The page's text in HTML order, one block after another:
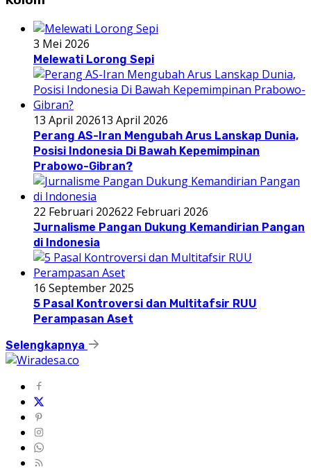
3 Mei 2026
Melewati Lorong Sepi
13 April 202613 April 2026
Perang AS-Iran Mengubah Arus Lanskap Dunia,
Posisi Indonesia Di Bawah Kepemimpinan
Prabowo-Gibran?
22 Februari 202622 Februari 2026
Jurnalisme Pangan Dukung Kemandirian Pangan
di Indonesia
16 September 2025
5 Pasal Kontroversi dan Multitafsir RUU
Perampasan Aset
Selengkapnya